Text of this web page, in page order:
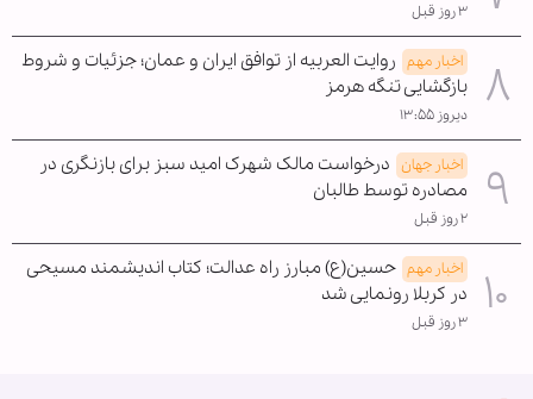
۳ روز قبل
اخبار مهم روایت العربیه از توافق ایران و عمان؛ جزئیات و شروط
بازگشایی تنگه هرمز
دیروز ۱۳:۵۵
اخبار جهان درخواست مالک شهرک امید سبز برای بازنگری در
مصادره توسط طالبان
۲ روز قبل
اخبار مهم حسین(ع) مبارز راه عدالت؛ کتاب اندیشمند مسیحی
در کربلا رونمایی شد
۳ روز قبل